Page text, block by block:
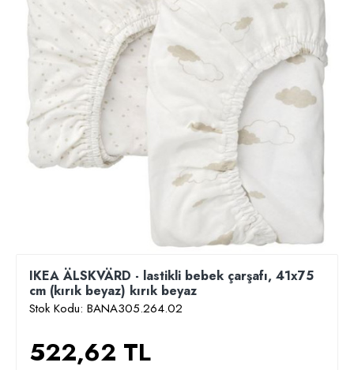
IKEA ÄLSKVÄRD - lastikli bebek çarşafı, 41x75
cm (kırık beyaz) kırık beyaz
Stok Kodu: BANA305.264.02
522,62 TL